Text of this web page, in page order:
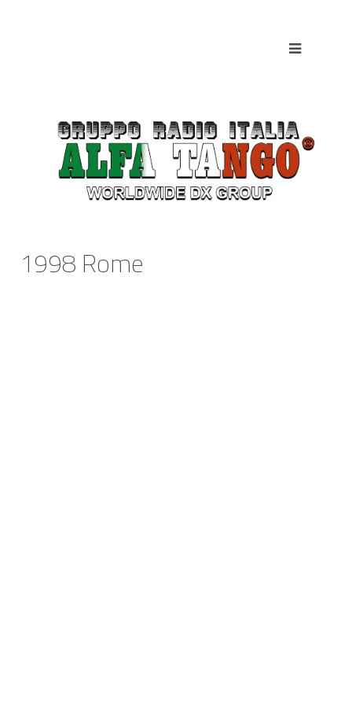
1998 Rome